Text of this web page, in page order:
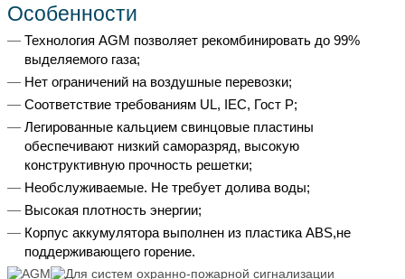
Особенности
Технология AGM позволяет рекомбинировать до 99%
выделяемого газа;
Нет ограничений на воздушные перевозки;
Соответствие требованиям UL, IEC, Гост Р;
Легированные кальцием свинцовые пластины
обеспечивают низкий саморазряд, высокую
конструктивную прочность решетки;
Необслуживаемые. Не требует долива воды;
Высокая плотность энергии;
Корпус аккумулятора выполнен из пластика ABS,не
поддерживающего горение.